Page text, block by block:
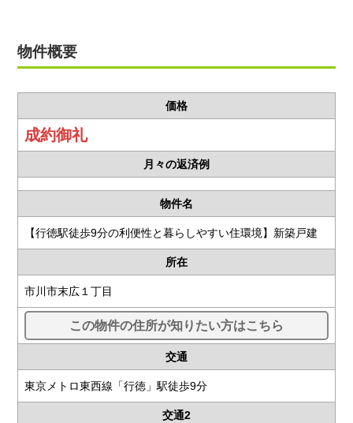
物件概要
価格
成約御礼
月々の返済例
物件名
【行徳駅徒歩9分の利便性と暮らしやすい住環境】新築戸建
所在
市川市末広１丁目
この物件の住所が知りたい方はこちら
交通
東京メトロ東西線「行徳」駅徒歩9分
交通2